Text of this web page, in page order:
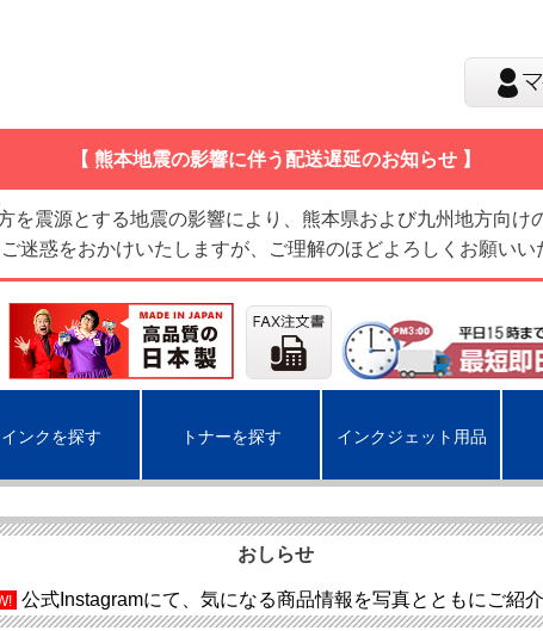
【 熊本地震の影響に伴う配送遅延のお知らせ 】
を震源とする地震の影響により、熊本県および九州地方向け
迷惑をおかけいたしますが、ご理解のほどよろしくお願いい
インクを探す トナーを探す インクジェット用品
おしらせ
公式Instagramにて、気になる商品情報を写真とともにご紹